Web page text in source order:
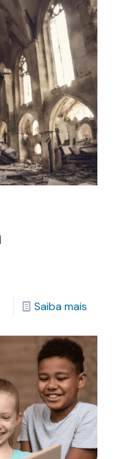
Saiba mais